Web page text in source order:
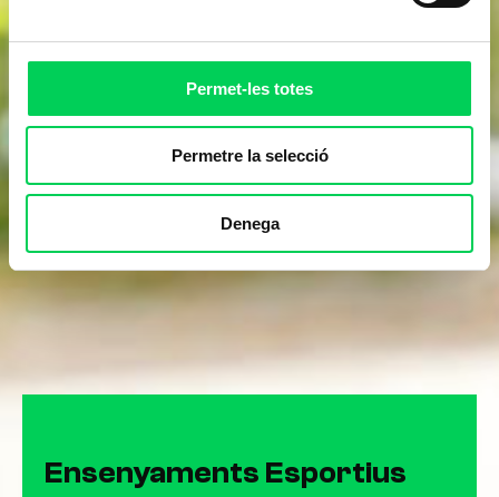
Permet-les totes
Permetre la selecció
Denega
Ensenyaments Esportius